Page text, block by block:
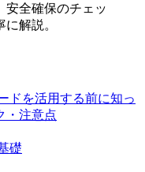
安全確保のチェッ
解説。
ドを活用する前に知っ
・注意点
礎